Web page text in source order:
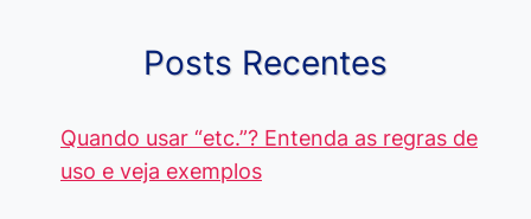
Posts Recentes
Quando usar “etc.”? Entenda as regras de
uso e veja exemplos